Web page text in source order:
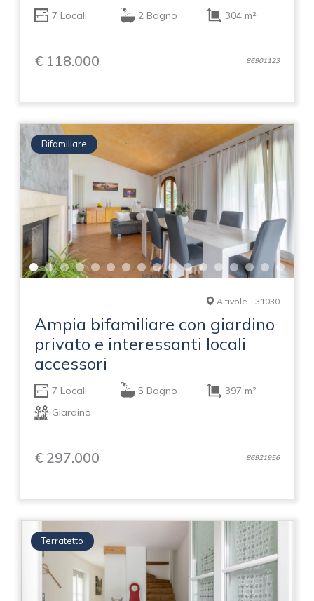
7 Locali 2 Bagno 304 m²
€ 118.000 86901123
Bifamiliare
Altivole - 31030
Ampia bifamiliare con giardino
privato e interessanti locali
accessori
7 Locali 5 Bagno
397 m²
Giardino
€ 297.000 86921956
Terratetto